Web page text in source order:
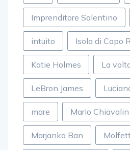
Imprenditore Salentino
intuito Isola di Capo
Katie Holmes La
LeBron James
mare Mario Chiavalin
Marjanka Ban